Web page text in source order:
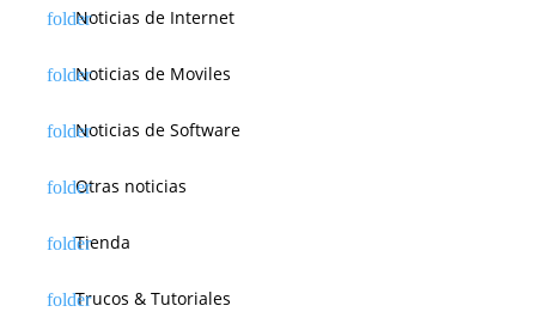
Noticias de Internet
Noticias de Moviles
Noticias de Software
Otras noticias
Tienda
Trucos & Tutoriales